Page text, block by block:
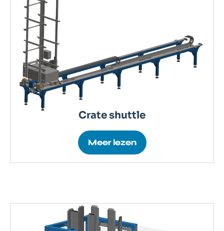
Crate shuttle
Meer lezen